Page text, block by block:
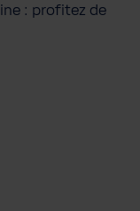
: profitez de